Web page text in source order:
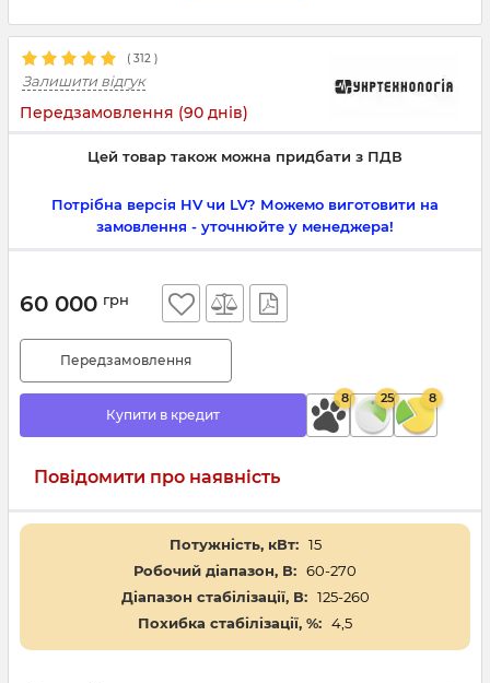
( 312 )
Залишити відгук
Передзамовлення (90 днів)
Цей товар також можна придбати з ПДВ
Потрібна версія HV чи LV? Можемо виготовити на
замовлення - уточнюйте у менеджера!
60 000 грн
Передзамовлення
Купити в кредит
8 25 8
Повідомити про наявність
Потужність, кВт: 15
Робочий діапазон, В: 60-270
Діапазон стабілізації, В: 125-260
Похибка стабілізації, %: 4,5